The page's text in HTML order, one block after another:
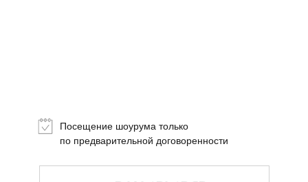
Посещение шоурума только
по предварительной договоренности